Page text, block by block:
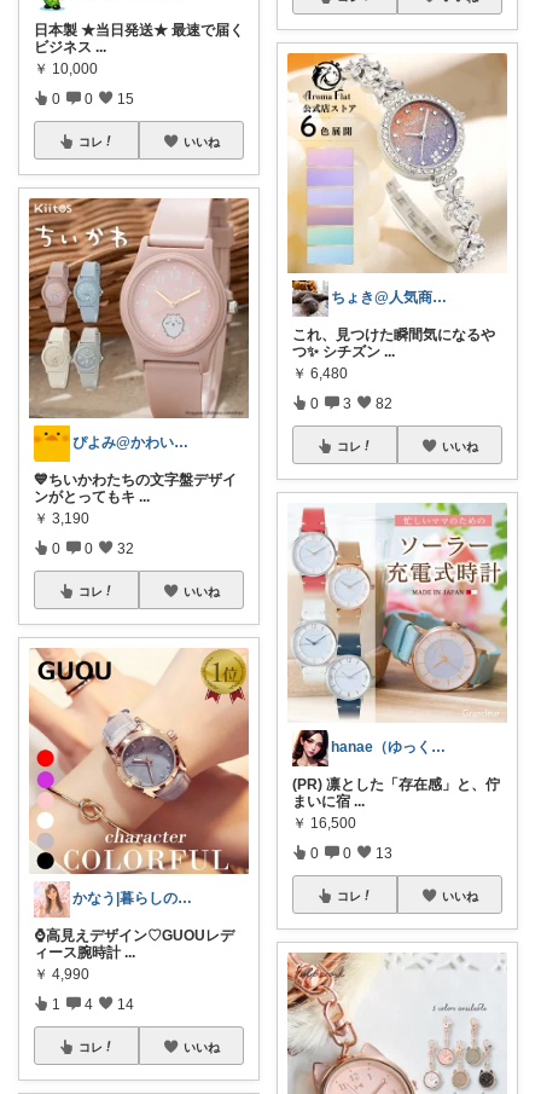
日本製 ★当日発送★ 最速で届く
ビジネス ...
￥ 10,000
0 0 15
コレ いいね
ぴよみ@かわいいグッズ紹介🚀🐻🍭
💙ちいかわたちの文字盤デザイ
ンがとってもキ ...
￥ 3,190
0 0 32
コレ いいね
かなう|暮らしの記録🌱
⌚高見えデザイン♡GUOUレデ
ィース腕時計 ...
￥ 4,990
1 4 14
コレ いいね
ちょき@人気商品紹介いつも購入ありがとう
これ、見つけた瞬間気になるや
つ✨ シチズン ...
￥ 6,480
0 3 82
コレ いいね
hanae（ゆっくりと進む）
(PR) 凛とした「存在感」と、佇
まいに宿 ...
￥ 16,500
0 0 13
コレ いいね